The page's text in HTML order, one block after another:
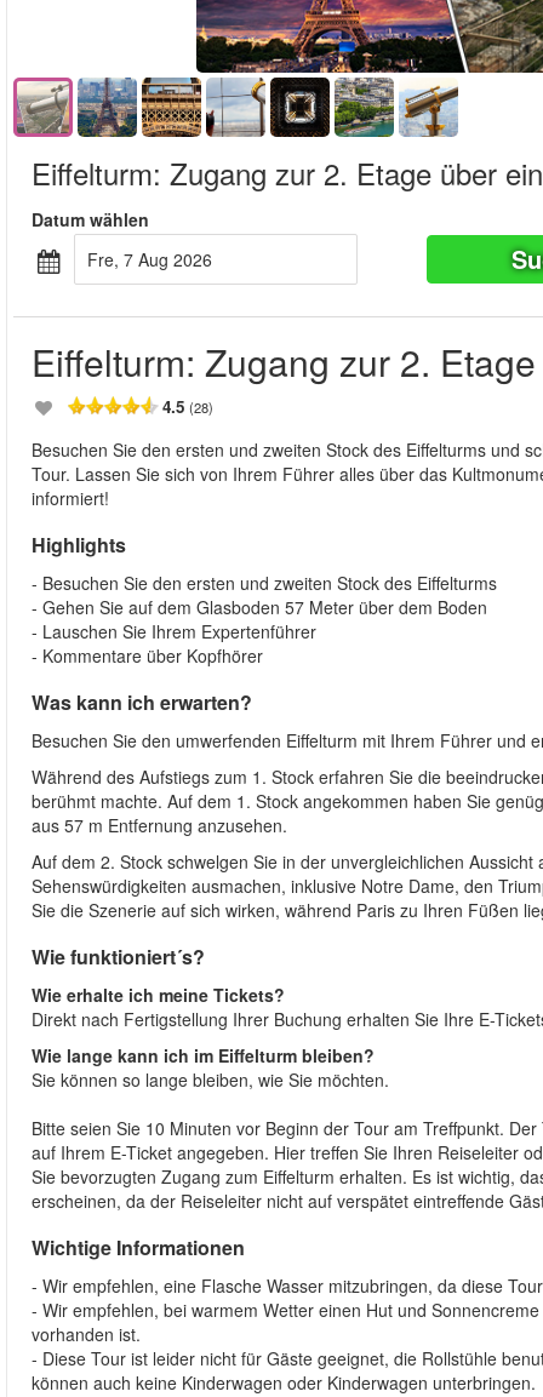
Eiffelturm: Zugang zur 2. Etage über
Datum wählen
Fre, 7 Aug 2026
Eiffelturm: Zugang zur 2.
4.5 (28)
Besuchen Sie den ersten und zweiten Stock des Eiffelturms und
Tour. Lassen Sie sich von Ihrem Führer alles über das
informiert!
Highlights
- Besuchen Sie den ersten und zweiten Stock des Eiffelturms
- Gehen Sie auf dem Glasboden 57 Meter über dem Boden
- Lauschen Sie Ihrem Expertenführer
- Kommentare über Kopfhörer
Was kann ich erwarten?
Besuchen Sie den umwerfenden Eiffelturm mit Ihrem Führer und
Während des Aufstiegs zum 1. Stock erfahren Sie die
berühmt machte. Auf dem 1. Stock angekommen haben Sie
aus 57 m Entfernung anzusehen.
Auf dem 2. Stock schwelgen Sie in der unvergleichlichen
Sehenswürdigkeiten ausmachen, inklusive Notre Dame, den
Sie die Szenerie auf sich wirken, während Paris zu Ihren Füßen
Wie funktioniert´s?
Wie erhalte ich meine Tickets?
Direkt nach Fertigstellung Ihrer Buchung erhalten Sie Ihre E-
Wie lange kann ich im Eiffelturm bleiben?
Sie können so lange bleiben, wie Sie möchten.
Bitte seien Sie 10 Minuten vor Beginn der Tour am Treffpunkt.
auf Ihrem E-Ticket angegeben. Hier treffen Sie Ihren Reiseleiter
Sie bevorzugten Zugang zum Eiffelturm erhalten. Es ist wichtig,
erscheinen, da der Reiseleiter nicht auf verspätet eintreffende
Wichtige Informationen
- Wir empfehlen, eine Flasche Wasser mitzubringen, da diese
- Wir empfehlen, bei warmem Wetter einen Hut und
vorhanden ist.
- Diese Tour ist leider nicht für Gäste geeignet, die Rollstühle
können auch keine Kinderwagen oder Kinderwagen unterbringen.